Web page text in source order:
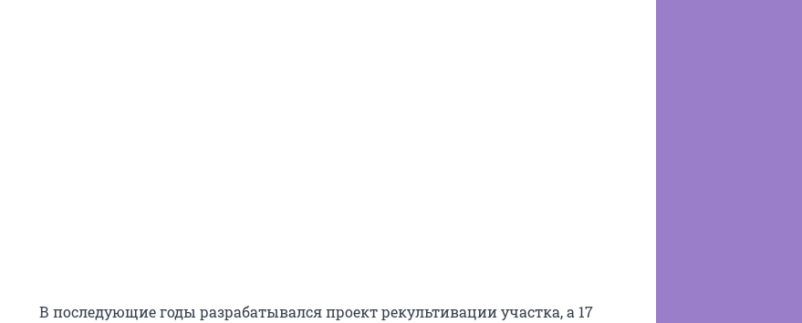
В последующие годы разрабатывался проект рекультивации участка, а 17